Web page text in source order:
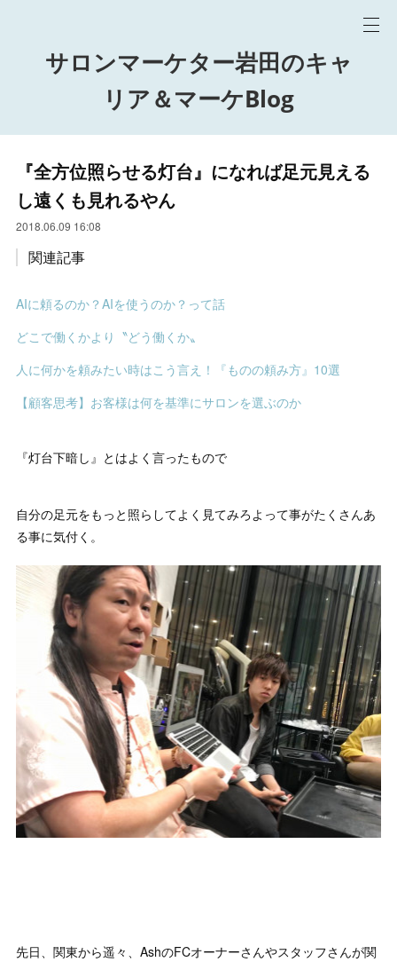
サロンマーケター岩田のキャ
リア＆マーケBlog
『全方位照らせる灯台』になれば足元見える
し遠くも見れるやん
2018.06.09 16:08
関連記事
AIに頼るのか？AIを使うのか？って話
どこで働くかより〝どう働くか〟
人に何かを頼みたい時はこう言え！『ものの頼み方』10選
【顧客思考】お客様は何を基準にサロンを選ぶのか
『灯台下暗し』とはよく言ったもので
自分の足元をもっと照らしてよく見てみろよって事がたくさんあ
る事に気付く。
先日、関東から遥々、AshのFCオーナーさんやスタッフさんが関